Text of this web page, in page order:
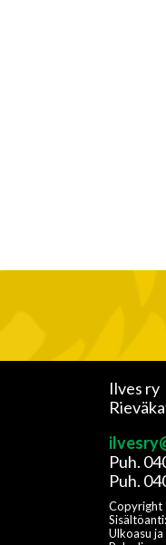
Ilves ry
Puh.
Puh.
Copyright
Ulkoasu